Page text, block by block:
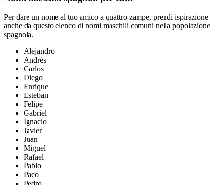
Per dare un nome al tuo amico a quattro zampe, prendi ispirazione
anche da questo elenco di nomi maschili comuni nella popolazione
spagnola.
Alejandro
Andrés
Carlos
Diego
Enrique
Esteban
Felipe
Gabriel
Ignacio
Javier
Juan
Miguel
Rafael
Pablo
Paco